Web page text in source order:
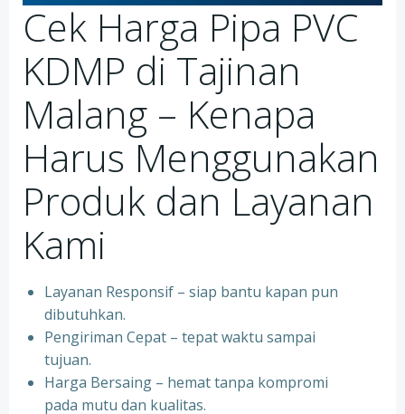
Cek Harga Pipa PVC
KDMP di Tajinan
Malang – Kenapa
Harus Menggunakan
Produk dan Layanan
Kami
Layanan Responsif – siap bantu kapan pun
dibutuhkan.
Pengiriman Cepat – tepat waktu sampai
tujuan.
Harga Bersaing – hemat tanpa kompromi
pada mutu dan kualitas.